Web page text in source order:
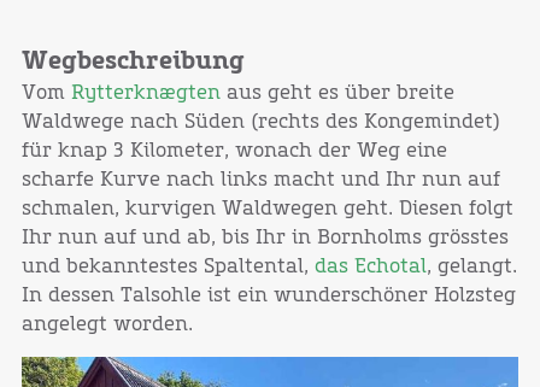
Wegbeschreibung
VomRytterknægten aus geht es über breite
Waldwege nach Süden (rechts des Kongemindet)
für knap 3 Kilometer, wonach der Weg eine
scharfe Kurve nach links macht und Ihr nun auf
schmalen, kurvigen Waldwegen geht. Diesen folgt
Ihr nun auf und ab, bis Ihr in Bornholms grösstes
und bekanntestes Spaltental, das Echotal, gelangt.
In dessen Talsohle ist ein wunderschöner Holzsteg
angelegt worden.